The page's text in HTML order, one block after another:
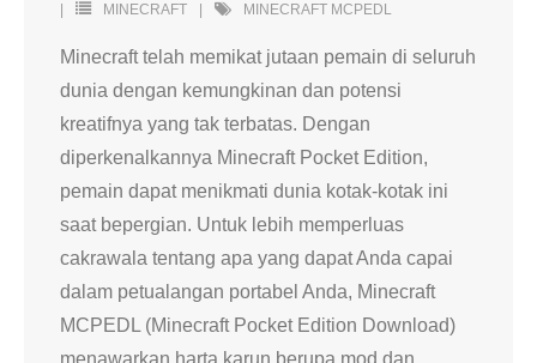
MINECRAFT
MINECRAFT MCPEDL
Minecraft telah memikat jutaan pemain di seluruh
dunia dengan kemungkinan dan potensi
kreatifnya yang tak terbatas. Dengan
diperkenalkannya Minecraft Pocket Edition,
pemain dapat menikmati dunia kotak-kotak ini
saat bepergian. Untuk lebih memperluas
cakrawala tentang apa yang dapat Anda capai
dalam petualangan portabel Anda, Minecraft
MCPEDL (Minecraft Pocket Edition Download)
menawarkan harta karun berupa mod dan